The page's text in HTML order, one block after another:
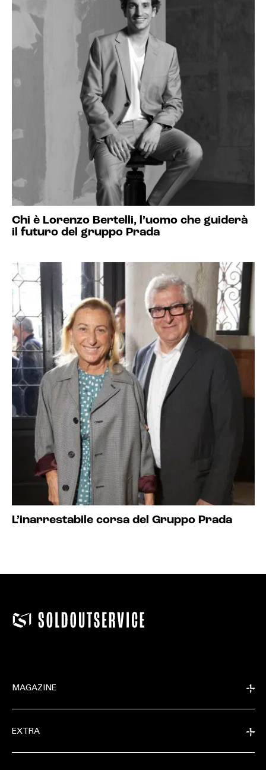
Chi è Lorenzo Bertelli, l’uomo che guiderà
il futuro del gruppo Prada
L’inarrestabile corsa del Gruppo Prada
MAGAZINE
EXTRA